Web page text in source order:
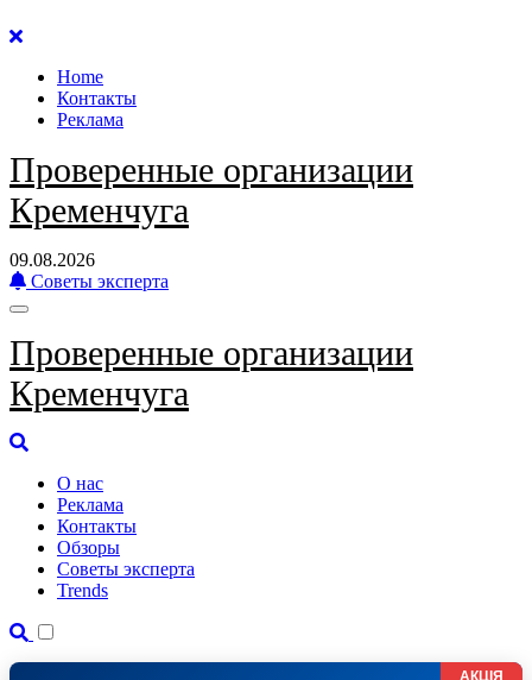
Перейти
содержанию
Home
Контакты
Реклама
Проверенные организации
Кременчуга
09.08.2026
Советы эксперта
Проверенные организации
Кременчуга
О нас
Реклама
Контакты
Обзоры
Советы эксперта
Trends
АКЦІЯ